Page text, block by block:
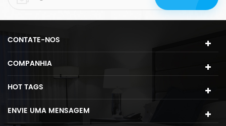
CONTATE-NOS
COMPANHIA
HOT TAGS
ENVIE UMA MENSAGEM